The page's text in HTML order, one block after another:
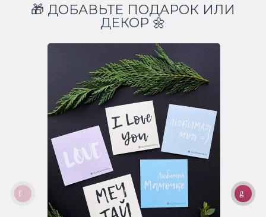
🎁 ДОБАВЬТЕ ПОДАРОК ИЛИ
ДЕКОР 🌼